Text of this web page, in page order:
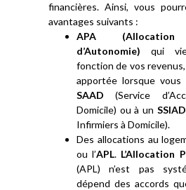
financières. Ainsi, vous
avantages suivants :
APA (Allocation
d’Autonomie) qui
fonction de vos revenus,
apportée lorsque
SAAD (Service
Domicile) ou à un SSIAD
Infirmiers à Domicile).
Des allocations au
ou l’APL. L’Allocation
(APL) n’est pas
dépend des accords